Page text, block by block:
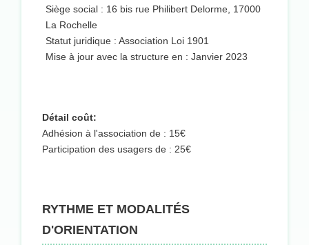
Siège social : 16 bis rue Philibert Delorme, 17000
La Rochelle
Statut juridique : Association Loi 1901
Mise à jour avec la structure en : Janvier 2023
Détail coût:
Adhésion à l'association de : 15€
Participation des usagers de : 25€
RYTHME ET MODALITÉS
D'ORIENTATION